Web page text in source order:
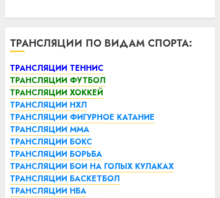
ТРАНСЛЯЦИИ ПО ВИДАМ СПОРТА:
ТРАНСЛЯЦИИ ТЕННИС
ТРАНСЛЯЦИИ ФУТБОЛ
ТРАНСЛЯЦИИ ХОККЕЙ
ТРАНСЛЯЦИИ НХЛ
ТРАНСЛЯЦИИ ФИГУРНОЕ КАТАНИЕ
ТРАНСЛЯЦИИ ММА
ТРАНСЛЯЦИИ БОКС
ТРАНСЛЯЦИИ БОРЬБА
ТРАНСЛЯЦИИ БОИ НА ГОЛЫХ КУЛАКАХ
ТРАНСЛЯЦИИ БАСКЕТБОЛ
ТРАНСЛЯЦИИ НБА